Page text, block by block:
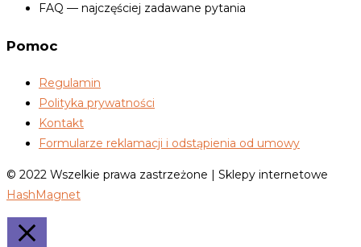
FAQ — najczęściej zadawane pytania
Pomoc
Regulamin
Polityka prywatności
Kontakt
Formularze reklamacji i odstąpienia od umowy
© 2022 Wszelkie prawa zastrzeżone | Sklepy internetowe
HashMagnet